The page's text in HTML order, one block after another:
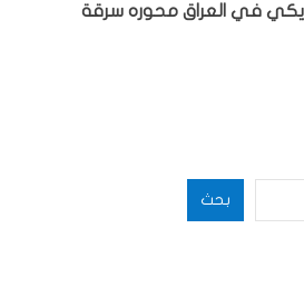
في العراق محوره سرقة
بحث